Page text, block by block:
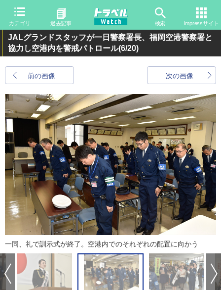
カテゴリ 過去記事 検索 Impressサイト
JALグランドスタッフが一日警察署長、福岡空港警察署と
協力し空港内を警戒パトロール(6/20)
前の画像 次の画像
一同、礼で訓示式が終了。空港内でのそれぞれの配置に向かう